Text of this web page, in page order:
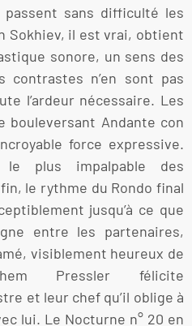
sans difficulté les
Sokhiev, il est vrai, obtient
sonore, un sens des
contrastes n’en sont pas
l’ardeur nécessaire. Les
bouleversant Andante con
force expressive.
le plus impalpable des
le rythme du Rondo final
jusqu’à ce que
entre les partenaires,
visiblement heureux de
Pressler félicite
et leur chef qu’il oblige à
lui. Le Nocturne n° 20 en